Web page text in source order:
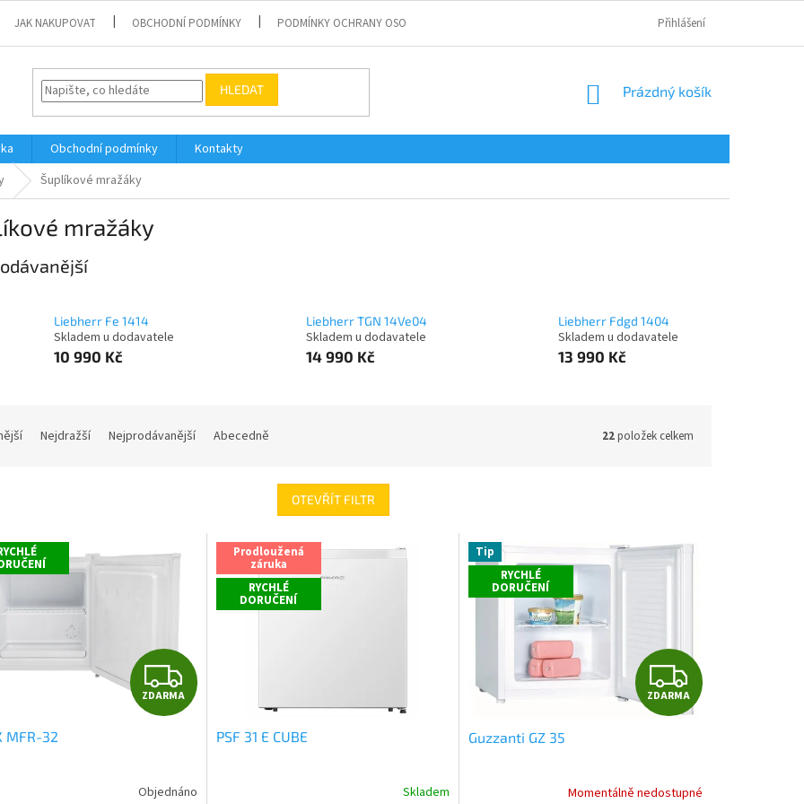
JAK NAKUPOVAT OBCHODNÍ PODMÍNKY PODMÍNKY OCHRANY OSOBNÍCH ÚDAJŮ Přihlášení
HLEDAT
NÁKUPNÍ
Prázdný košík
Obchodní podmínky
Kontakty
Šuplíkové mražáky
mražáky
Liebherr Fe 1414
Skladem u dodavatele
10 990 Kč
Liebherr TGN 14Ve04
Skladem u dodavatele
14 990 Kč
Liebherr Fdgd 1404
Skladem u dodavatele
13 990 Kč
Nejdražší Nejprodávanější Abecedně 22položek celkem
OTEVŘÍT FILTR
Z
D
R
ZDARMA
MFR-32
Objednáno
Prodloužená
záruka
RYCHLÉ
DORUČENÍ
PSF 31 E CUBE
Skladem
Tip
RYCHLÉ
DORUČENÍ
Z
D
R
ZDARMA
Guzzanti GZ 35
Momentálně nedostupné